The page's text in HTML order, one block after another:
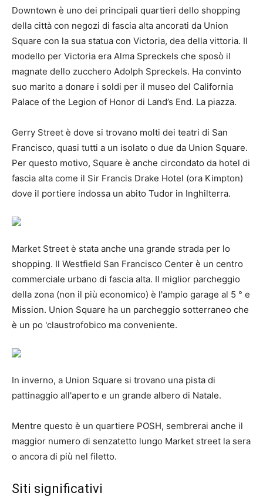
Downtown è uno dei principali quartieri dello shopping
della città con negozi di fascia alta ancorati da Union
Square con la sua statua con Victoria, dea della vittoria. Il
modello per Victoria era Alma Spreckels che sposò il
magnate dello zucchero Adolph Spreckels. Ha convinto
suo marito a donare i soldi per il museo del California
Palace of the Legion of Honor di Land’s End. La piazza.
Gerry Street è dove si trovano molti dei teatri di San
Francisco, quasi tutti a un isolato o due da Union Square.
Per questo motivo, Square è anche circondato da hotel di
fascia alta come il Sir Francis Drake Hotel (ora Kimpton)
dove il portiere indossa un abito Tudor in Inghilterra.
Market Street è stata anche una grande strada per lo
shopping. Il Westfield San Francisco Center è un centro
commerciale urbano di fascia alta. Il miglior parcheggio
della zona (non il più economico) è l'ampio garage al 5 ° e
Mission. Union Square ha un parcheggio sotterraneo che
è un po 'claustrofobico ma conveniente.
In inverno, a Union Square si trovano una pista di
pattinaggio all'aperto e un grande albero di Natale.
Mentre questo è un quartiere POSH, sembrerai anche il
maggior numero di senzatetto lungo Market street la sera
o ancora di più nel filetto.
Siti significativi